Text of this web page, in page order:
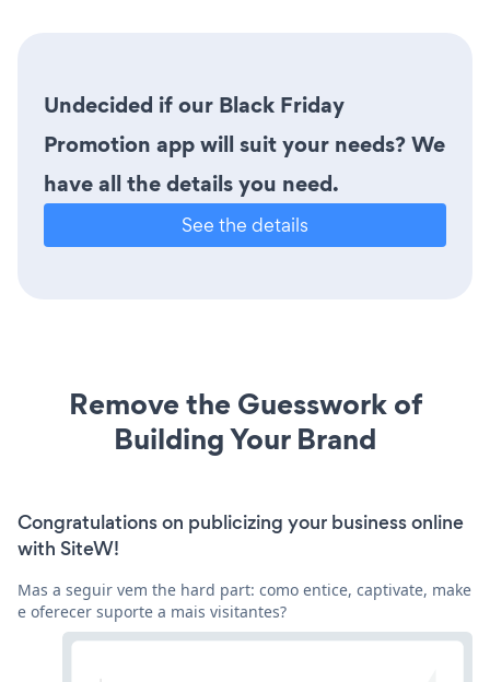
Undecided if our Black Friday
Promotion app will suit your needs? We
have all the details you need.
See the details
Remove the Guesswork of
Building Your Brand
Congratulations on publicizing your business online
with SiteW!
Mas a seguir vem the hard part: como entice, captivate, make
e oferecer suporte a mais visitantes?